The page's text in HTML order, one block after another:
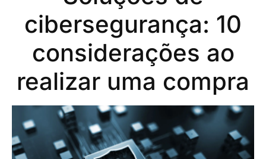
cibersegurança: 10
considerações ao
realizar uma compra